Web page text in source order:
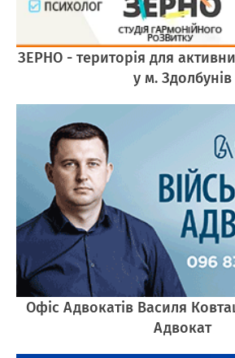
ЗЕРНО - територія для
у м. Здолбунів
Офіс Адвокатів Василя
Адвокат